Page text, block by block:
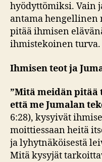
hyödyttömiksi. Vain
antama hengellinen
pitää ihmisen
ihmistekoinen turva.
Ihmisen teot ja
”Mitä meidän pitää
ettämeJumalan
6:28), kysyivät
moittiessaan heitä
ja lyhytnäköisestä
Mitä kysyjät